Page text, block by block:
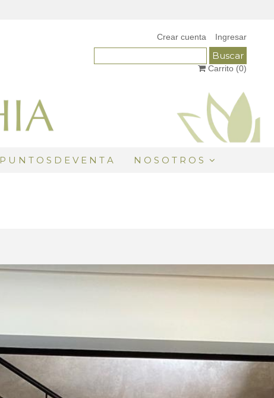
Ingresar
Crear cuenta
Carrito (0)
P U N T O S D E V E N T A N O S O T R O S